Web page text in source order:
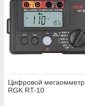
Цифровой мегаомметр
RGK RT-10